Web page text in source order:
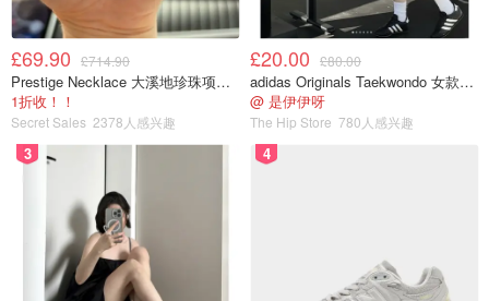
+蜂蜜。
Oat My Goodness Premium Craft Granola,
Sunrise, 8 Ounce (Pack of 2) | Gluten Free
and Non-GMO: Amazon.com: Grocery &
推荐3⃣️：18 Rabbit Organics
£69.90 £714.90
Prestige Necklace 大溪地珍珠项链 10-11mm
1折收！！
Secret Sales 2378人感兴趣
£20.00 £80.00
adidas Originals Taekwondo 女款黑色运动鞋
@ 是伊伊呀
The Hip Store 780人感兴趣
3 4